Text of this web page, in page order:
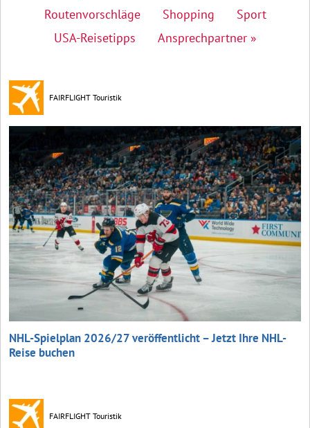
Routenvorschläge
Shopping
Sport
USA-Reisetipps
Ansprechpartner »
FAIRFLIGHT Touristik
NHL-Spielplan 2026/27 veröffentlicht – Jetzt Ihre NHL-
Reise buchen
FAIRFLIGHT Touristik